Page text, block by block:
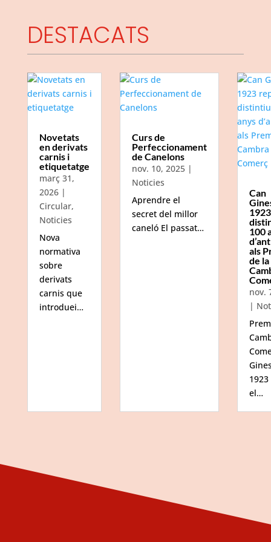
DESTACATS
Novetats
en derivats
carnis i
etiquetatge
març 31,
2026|
Circular,
Noticies
Nova
normativa
sobre
derivats
carnis que
introduei…
Curs de
Perfeccionament
de Canelons
nov. 10, 2025|
Noticies
Aprendre el
secret del millor
caneló El passat…
Can
100
als
de la
nov.
|
el…